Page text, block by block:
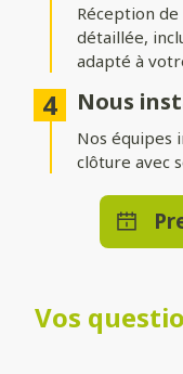
Pleinement
maximale.
Ajourées
: pour
votre espace.
Brise-vue ou brise-
Une pose
Que vous souhaitiez
Un large
Réception
détaillée,
adapté à
Nous
Nos équipes
clôture avec
Vos